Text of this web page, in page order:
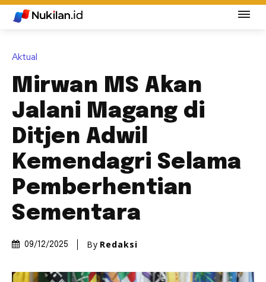
Aktual
Mirwan MS Akan
Jalani Magang di
Ditjen Adwil
Kemendagri Selama
Pemberhentian
Sementara
09/12/2025 By Redaksi